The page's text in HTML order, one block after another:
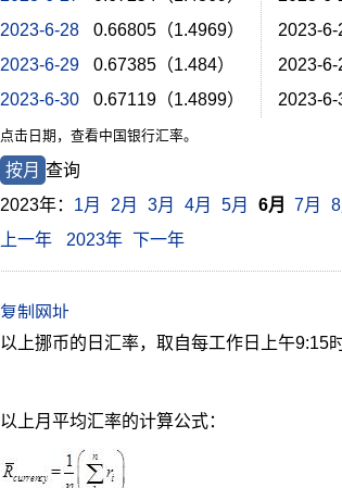
2023-6-28
0.66805（1.4969）
2023-6-29
0.67385（1.484）
2023-6-30
0.67119（1.4899）
点击日期，查看中国银行汇率。
2023-
2023-
2023-
按月 查询
2023年： 1月 2月 3月 4月 5月 6月 7月
上一年
2023年 下一年
以上挪币的日汇率，取自每工作日上午9:15
以上月平均汇率的计算公式：